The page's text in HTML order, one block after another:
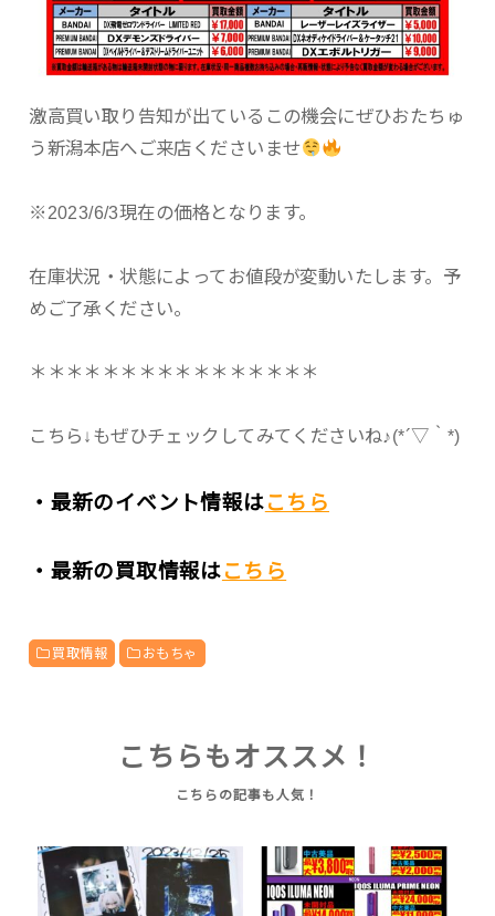
激高買い取り告知が出ているこの機会にぜひおたちゅ
う新潟本店へご来店くださいませ
※2023/6/3現在の価格となります。
在庫状況・状態によってお値段が変動いたします。予
めご了承ください。
＊＊＊＊＊＊＊＊＊＊＊＊＊＊＊＊
こちら↓もぜひチェックしてみてくださいね♪(*´▽｀*)
・最新のイベント情報はこちら
・最新の買取情報はこちら
買取情報 おもちゃ
こちらもオススメ！